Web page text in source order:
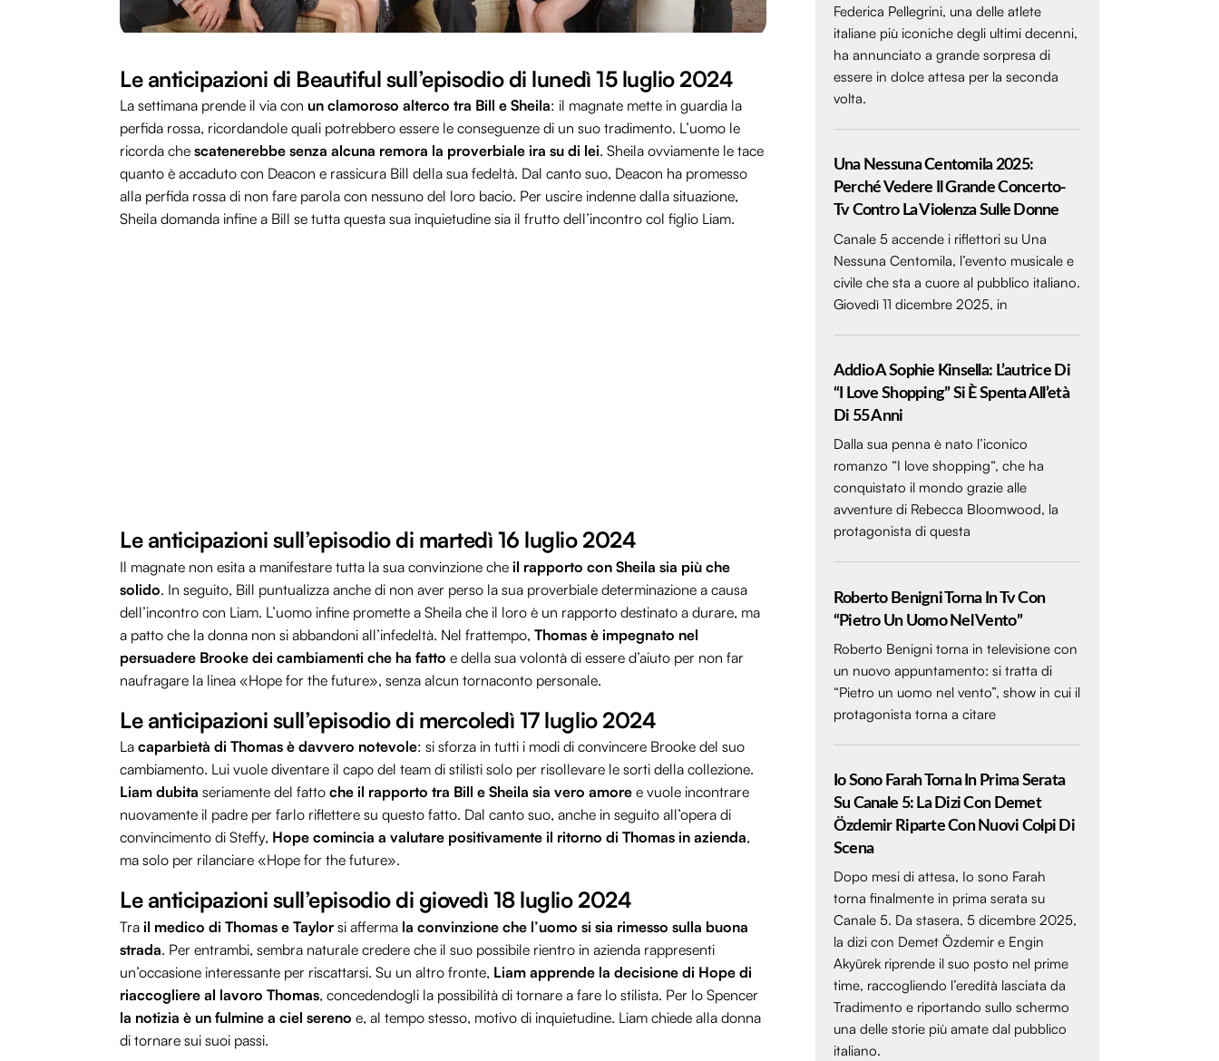
Le anticipazioni di Beautiful sull’episodio di lunedì 15 luglio 2024
La settimana prende il via con un clamoroso alterco tra Bill e Sheila: il magnate mette in guardia la
perfida rossa, ricordandole quali potrebbero essere le conseguenze di un suo tradimento. L’uomo le
ricorda che scatenerebbe senza alcuna remora la proverbiale ira su di lei. Sheila ovviamente le tace
quanto è accaduto con Deacon e rassicura Bill della sua fedeltà. Dal canto suo, Deacon ha promesso
alla perfida rossa di non fare parola con nessuno del loro bacio. Per uscire indenne dalla situazione,
Sheila domanda infine a Bill se tutta questa sua inquietudine sia il frutto dell’incontro col figlio Liam.
Le anticipazioni sull’episodio di martedì 16 luglio 2024
Il magnate non esita a manifestare tutta la sua convinzione che il rapporto con Sheila sia più che
solido. In seguito, Bill puntualizza anche di non aver perso la sua proverbiale determinazione a causa
dell’incontro con Liam. L’uomo infine promette a Sheila che il loro è un rapporto destinato a durare, ma
a patto che la donna non si abbandoni all’infedeltà. Nel frattempo, Thomas è impegnato nel
persuadere Brooke dei cambiamenti che ha fatto e della sua volontà di essere d’aiuto per non far
naufragare la linea «Hope for the future», senza alcun tornaconto personale.
Le anticipazioni sull’episodio di mercoledì 17 luglio 2024
La caparbietà di Thomas è davvero notevole: si sforza in tutti i modi di convincere Brooke del suo
cambiamento. Lui vuole diventare il capo del team di stilisti solo per risollevare le sorti della collezione.
Liam dubita seriamente del fatto che il rapporto tra Bill e Sheila sia vero amore e vuole incontrare
nuovamente il padre per farlo riflettere su questo fatto. Dal canto suo, anche in seguito all’opera di
convincimento di Steffy, Hope comincia a valutare positivamente il ritorno di Thomas in azienda,
ma solo per rilanciare «Hope for the future».
Le anticipazioni sull’episodio di giovedì 18 luglio 2024
Tra il medico di Thomas e Taylor si afferma la convinzione che l’uomo si sia rimesso sulla buona
strada. Per entrambi, sembra naturale credere che il suo possibile rientro in azienda rappresenti
un’occasione interessante per riscattarsi. Su un altro fronte, Liam apprende la decisione di Hope di
riaccogliere al lavoro Thomas, concedendogli la possibilità di tornare a fare lo stilista. Per lo Spencer
la notizia è un fulmine a ciel sereno e, al tempo stesso, motivo di inquietudine. Liam chiede alla donna
di tornare sui suoi passi.
Federica Pellegrini, una delle atlete
italiane più iconiche degli ultimi decenni,
ha annunciato a grande sorpresa di
essere in dolce attesa per la seconda
volta.
Una Nessuna Centomila 2025:
Perché Vedere Il Grande Concerto-
Tv Contro La Violenza Sulle Donne
Canale 5 accende i riflettori su Una
Nessuna Centomila, l’evento musicale e
civile che sta a cuore al pubblico italiano.
Giovedì 11 dicembre 2025, in
Addio A Sophie Kinsella: L’autrice Di
“I Love Shopping” Si È Spenta All’età
Di 55 Anni
Dalla sua penna è nato l’iconico
romanzo “I love shopping“, che ha
conquistato il mondo grazie alle
avventure di Rebecca Bloomwood, la
protagonista di questa
Roberto Benigni Torna In Tv Con
“Pietro Un Uomo Nel Vento”
Roberto Benigni torna in televisione con
un nuovo appuntamento: si tratta di
“Pietro un uomo nel vento”, show in cui il
protagonista torna a citare
Io Sono Farah Torna In Prima Serata
Su Canale 5: La Dizi Con Demet
Özdemir Riparte Con Nuovi Colpi Di
Scena
Dopo mesi di attesa, Io sono Farah
torna finalmente in prima serata su
Canale 5. Da stasera, 5 dicembre 2025,
la dizi con Demet Özdemir e Engin
Akyürek riprende il suo posto nel prime
time, raccogliendo l’eredità lasciata da
Tradimento e riportando sullo schermo
una delle storie più amate dal pubblico
italiano.